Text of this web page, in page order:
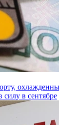
силу в сентябре